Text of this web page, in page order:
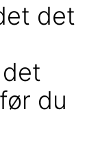
det
du